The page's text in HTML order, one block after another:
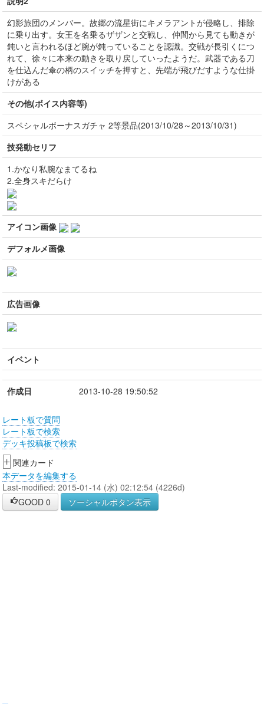
幻影旅団のメンバー。故郷の流星街にキメラアントが侵略し、排除
に乗り出す。女王を名乗るザザンと交戦し、仲間から見ても動きが
鈍いと言われるほど腕が鈍っていることを認識。交戦が長引くにつ
れて、徐々に本来の動きを取り戻していったようだ。武器である刀
を仕込んだ傘の柄のスイッチを押すと、先端が飛びだすような仕掛
けがある
その他(ボイス内容等)
スペシャルボーナスガチャ 2等景品(2013/10/28～2013/10/31)
技発動セリフ
1.かなり私腕なまてるね
2.全身スキだらけ
アイコン画像
デフォルメ画像
広告画像
イベント
作成日 2013-10-28 19:50:52
レート板で質問
レート板で検索
デッキ投稿板で検索
+ 関連カード
本データを編集する
Last-modified: 2015-01-14 (水) 02:12:54 (4226d)
GOOD 0 ソーシャルボタン表示